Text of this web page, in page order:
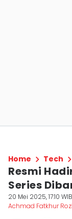
Home Tech
Resmi
Series
20 Mei 2025, 17:10 WIB
Achmad Fatkhur Rozi